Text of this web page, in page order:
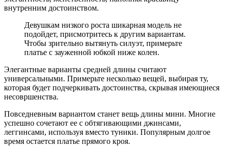
внутренним достоинством.
Девушкам низкого роста шикарная модель не
подойдет, присмотритесь к другим вариантам.
Чтобы зрительно вытянуть силуэт, примерьте
платье с зауженной юбкой ниже колен.
Элегантные варианты средней длины считают
универсальными. Примерьте несколько вещей, выбирая ту,
которая будет подчеркивать достоинства, скрывая имеющиеся
несовршенства.
Повседневным вариантом станет вещь длины мини. Многие
успешно сочетают ее с обтягивающими джинсами,
леггинсами, используя вместо туники. Популярным долгое
время остается платье прямого кроя.